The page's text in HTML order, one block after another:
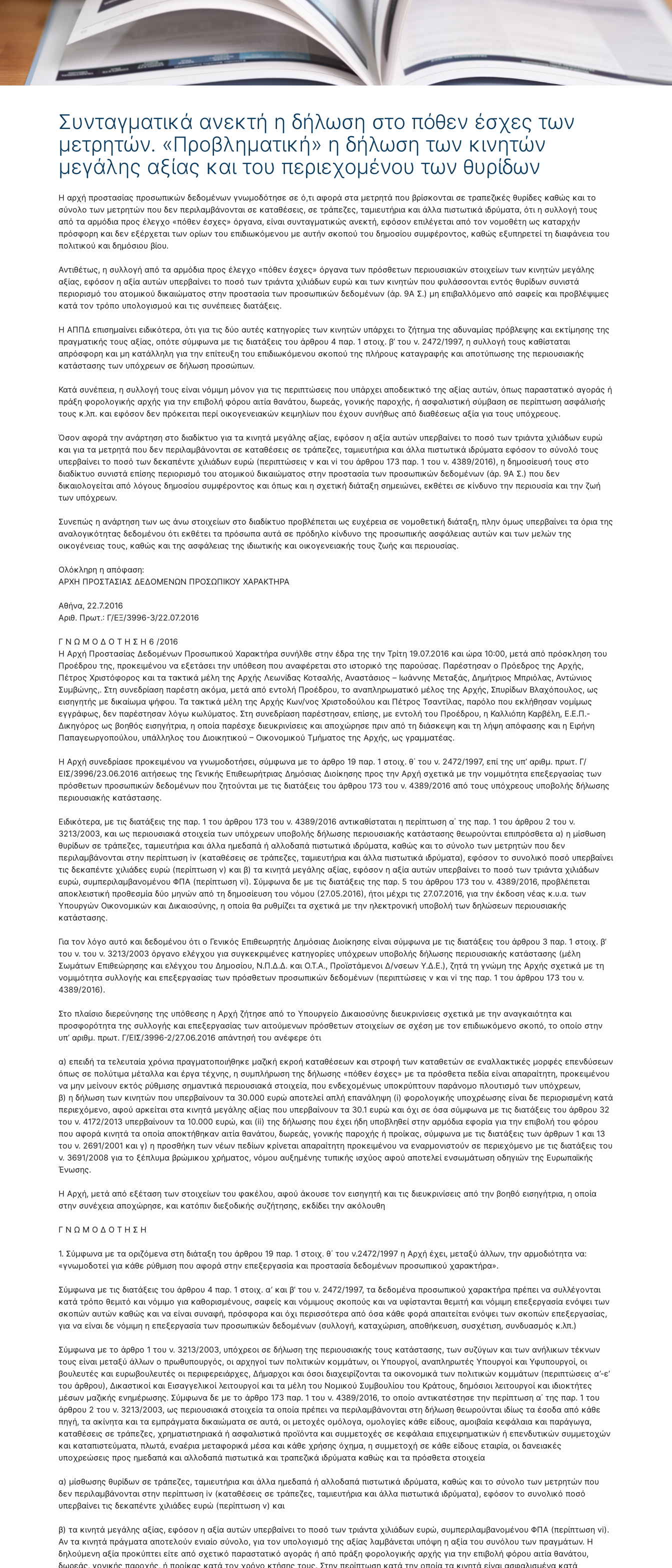
Συνταγματικά ανεκτή η δήλωση στο πόθεν έσχες των
μετρητών. «Προβληματική» η δήλωση των κινητών
μεγάλης αξίας και του περιεχομένου των θυρίδων
Η αρχή προστασίας προσωπικών δεδομένων γνωμοδότησε σε ό,τι αφορά στα μετρητά που βρίσκονται σε τραπεζικές θυρίδες καθώς και το
σύνολο των μετρητών που δεν περιλαμβάνονται σε καταθέσεις, σε τράπεζες, ταμιευτήρια και άλλα πιστωτικά ιδρύματα, ότι η συλλογή τους
από τα αρμόδια προς έλεγχο «πόθεν έσχες» όργανα, είναι συνταγματικώς ανεκτή, εφόσον επιλέγεται από τον νομοθέτη ως καταρχήν
πρόσφορη και δεν εξέρχεται των ορίων του επιδιωκόμενου με αυτήν σκοπού του δημοσίου συμφέροντος, καθώς εξυπηρετεί τη διαφάνεια του
πολιτικού και δημόσιου βίου.
Αντιθέτως, η συλλογή από τα αρμόδια προς έλεγχο «πόθεν έσχες» όργανα των πρόσθετων περιουσιακών στοιχείων των κινητών μεγάλης
αξίας, εφόσον η αξία αυτών υπερβαίνει το ποσό των τριάντα χιλιάδων ευρώ και των κινητών που φυλάσσονται εντός θυρίδων συνιστά
περιορισμό του ατομικού δικαιώματος στην προστασία των προσωπικών δεδομένων (άρ. 9Α Σ.) μη επιβαλλόμενο από σαφείς και προβλέψιμες
κατά τον τρόπο υπολογισμού και τις συνέπειες διατάξεις.
Η ΑΠΠΔ επισημαίνει ειδικότερα, ότι για τις δύο αυτές κατηγορίες των κινητών υπάρχει το ζήτημα της αδυναμίας πρόβλεψης και εκτίμησης της
πραγματικής τους αξίας, οπότε σύμφωνα με τις διατάξεις του άρθρου 4 παρ. 1 στοιχ. β’ του ν. 2472/1997, η συλλογή τους καθίσταται
απρόσφορη και μη κατάλληλη για την επίτευξη του επιδιωκόμενου σκοπού της πλήρους καταγραφής και αποτύπωσης της περιουσιακής
κατάστασης των υπόχρεων σε δήλωση προσώπων.
Κατά συνέπεια, η συλλογή τους είναι νόμιμη μόνον για τις περιπτώσεις που υπάρχει αποδεικτικό της αξίας αυτών, όπως παραστατικό αγοράς ή
πράξη φορολογικής αρχής για την επιβολή φόρου αιτία θανάτου, δωρεάς, γονικής παροχής, ή ασφαλιστική σύμβαση σε περίπτωση ασφάλισής
τους κ.λπ. και εφόσον δεν πρόκειται περί οικογενειακών κειμηλίων που έχουν συνήθως από διαθέσεως αξία για τους υπόχρεους.
Όσον αφορά την ανάρτηση στο διαδίκτυο για τα κινητά μεγάλης αξίας, εφόσον η αξία αυτών υπερβαίνει το ποσό των τριάντα χιλιάδων ευρώ
και για τα μετρητά που δεν περιλαμβάνονται σε καταθέσεις σε τράπεζες, ταμιευτήρια και άλλα πιστωτικά ιδρύματα εφόσον το σύνολό τους
υπερβαίνει το ποσό των δεκαπέντε χιλιάδων ευρώ (περιπτώσεις v και vi του άρθρου 173 παρ. 1 του ν. 4389/2016), η δημοσίευσή τους στο
διαδίκτυο συνιστά επίσης περιορισμό του ατομικού δικαιώματος στην προστασία των προσωπικών δεδομένων (άρ. 9Α Σ.) που δεν
δικαιολογείται από λόγους δημοσίου συμφέροντος και όπως και η σχετική διάταξη σημειώνει, εκθέτει σε κίνδυνο την περιουσία και την ζωή
των υπόχρεων.
Συνεπώς η ανάρτηση των ως άνω στοιχείων στο διαδίκτυο προβλέπεται ως ευχέρεια σε νομοθετική διάταξη, πλην όμως υπερβαίνει τα όρια της
αναλογικότητας δεδομένου ότι εκθέτει τα πρόσωπα αυτά σε πρόδηλο κίνδυνο της προσωπικής ασφάλειας αυτών και των μελών της
οικογένειας τους, καθώς και της ασφάλειας της ιδιωτικής και οικογενειακής τους ζωής και περιουσίας.
Ολόκληρη η απόφαση:
ΑΡΧΗ ΠΡΟΣΤΑΣΙΑΣ ∆Ε∆ΟΜΕΝΩΝ ΠΡΟΣΩΠΙΚΟΥ ΧΑΡΑΚΤΗΡΑ
Αθήνα, 22.7.2016
Αριθ. Πρωτ.: Γ/ΕΞ/3996-3/22.07.2016
Γ Ν Ω Μ Ο ∆ Ο Τ Η Σ Η 6 /2016
Η Αρχή Προστασίας ∆εδομένων Προσωπικού Χαρακτήρα συνήλθε στην έδρα της την Τρίτη 19.07.2016 και ώρα 10:00, μετά από πρόσκληση του
Προέδρου της, προκειμένου να εξετάσει την υπόθεση που αναφέρεται στο ιστορικό της παρούσας. Παρέστησαν ο Πρόεδρος της Αρχής,
Πέτρος Χριστόφορος και τα τακτικά μέλη της Αρχής Λεωνίδας Κοτσαλής, Αναστάσιος – Ιωάννης Μεταξάς, ∆ημήτριος Μπριόλας, Αντώνιος
Συμβώνης,. Στη συνεδρίαση παρέστη ακόμα, μετά από εντολή Προέδρου, το αναπληρωματικό μέλος της Αρχής, Σπυρίδων Βλαχόπουλος, ως
εισηγητής με δικαίωμα ψήφου. Τα τακτικά μέλη της Αρχής Κων/νος Χριστοδούλου και Πέτρος Τσαντίλας, παρόλο που εκλήθησαν νομίμως
εγγράφως, δεν παρέστησαν λόγω κωλύματος. Στη συνεδρίαση παρέστησαν, επίσης, με εντολή του Προέδρου, η Καλλιόπη Καρβέλη, Ε.Ε.Π.-
∆ικηγόρος ως βοηθός εισηγήτρια, η οποία παρέσχε διευκρινίσεις και αποχώρησε πριν από τη διάσκεψη και τη λήψη απόφασης και η Ειρήνη
Παπαγεωργοπούλου, υπάλληλος του ∆ιοικητικού – Οικονομικού Τμήματος της Αρχής, ως γραμματέας.
Η Αρχή συνεδρίασε προκειμένου να γνωμοδοτήσει, σύμφωνα με το άρθρο 19 παρ. 1 στοιχ. θ΄ του ν. 2472/1997, επί της υπ’ αριθμ. πρωτ. Γ/
ΕΙΣ/3996/23.06.2016 αιτήσεως της Γενικής Επιθεωρήτριας ∆ημόσιας ∆ιοίκησης προς την Αρχή σχετικά με την νομιμότητα επεξεργασίας των
πρόσθετων προσωπικών δεδομένων που ζητούνται με τις διατάξεις του άρθρου 173 του ν. 4389/2016 από τους υπόχρεους υποβολής δήλωσης
περιουσιακής κατάστασης.
Ειδικότερα, με τις διατάξεις της παρ. 1 του άρθρου 173 του ν. 4389/2016 αντικαθίσταται η περίπτωση α΄ της παρ. 1 του άρθρου 2 του ν.
3213/2003, και ως περιουσιακά στοιχεία των υπόχρεων υποβολής δήλωσης περιουσιακής κατάστασης θεωρούνται επιπρόσθετα α) η μίσθωση
θυρίδων σε τράπεζες, ταμιευτήρια και άλλα ημεδαπά ή αλλοδαπά πιστωτικά ιδρύματα, καθώς και το σύνολο των μετρητών που δεν
περιλαμβάνονται στην περίπτωση iv (καταθέσεις σε τράπεζες, ταμιευτήρια και άλλα πιστωτικά ιδρύματα), εφόσον το συνολικό ποσό υπερβαίνει
τις δεκαπέντε χιλιάδες ευρώ (περίπτωση v) και β) τα κινητά μεγάλης αξίας, εφόσον η αξία αυτών υπερβαίνει το ποσό των τριάντα χιλιάδων
ευρώ, συμπεριλαμβανομένου ΦΠΑ (περίπτωση vi). Σύμφωνα δε με τις διατάξεις της παρ. 5 του άρθρου 173 του ν. 4389/2016, προβλέπεται
αποκλειστική προθεσμία δύο μηνών από τη δημοσίευση του νόμου (27.05.2016), ήτοι μέχρι τις 27.07.2016, για την έκδοση νέας κ.υ.α. των
Υπουργών Οικονομικών και ∆ικαιοσύνης, η οποία θα ρυθμίζει τα σχετικά με την ηλεκτρονική υποβολή των δηλώσεων περιουσιακής
κατάστασης.
Για τον λόγο αυτό και δεδομένου ότι ο Γενικός Επιθεωρητής ∆ημόσιας ∆ιοίκησης είναι σύμφωνα με τις διατάξεις του άρθρου 3 παρ. 1 στοιχ. β’
του ν. του ν. 3213/2003 όργανο ελέγχου για συγκεκριμένες κατηγορίες υπόχρεων υποβολής δήλωσης περιουσιακής κατάστασης (μέλη
Σωμάτων Επιθεώρησης και ελέγχου του ∆ημοσίου, Ν.Π.∆.∆. και Ο.Τ.Α., Προϊστάμενοι ∆/νσεων Υ.∆.Ε.), ζητά τη γνώμη της Αρχής σχετικά με τη
νομιμότητα συλλογής και επεξεργασίας των πρόσθετων προσωπικών δεδομένων (περιπτώσεις v και vi της παρ. 1 του άρθρου 173 του ν.
4389/2016).
Στο πλαίσιο διερεύνησης της υπόθεσης η Αρχή ζήτησε από το Υπουργείο ∆ικαιοσύνης διευκρινίσεις σχετικά με την αναγκαιότητα και
προσφορότητα της συλλογής και επεξεργασίας των αιτούμενων πρόσθετων στοιχείων σε σχέση με τον επιδιωκόμενο σκοπό, το οποίο στην
υπ’ αριθμ. πρωτ. Γ/ΕΙΣ/3996-2/27.06.2016 απάντησή του ανέφερε ότι
α) επειδή τα τελευταία χρόνια πραγματοποιήθηκε μαζική εκροή καταθέσεων και στροφή των καταθετών σε εναλλακτικές μορφές επενδύσεων
όπως σε πολύτιμα μέταλλα και έργα τέχνης, η συμπλήρωση της δήλωσης «πόθεν έσχες» με τα πρόσθετα πεδία είναι απαραίτητη, προκειμένου
να μην μείνουν εκτός ρύθμισης σημαντικά περιουσιακά στοιχεία, που ενδεχομένως υποκρύπτουν παράνομο πλουτισμό των υπόχρεων,
β) η δήλωση των κινητών που υπερβαίνουν τα 30.000 ευρώ αποτελεί απλή επανάληψη (i) φορολογικής υποχρέωσης είναι δε περιορισμένη κατά
περιεχόμενο, αφού αρκείται στα κινητά μεγάλης αξίας που υπερβαίνουν τα 30.1 ευρώ και όχι σε όσα σύμφωνα με τις διατάξεις του άρθρου 32
του ν. 4172/2013 υπερβαίνουν τα 10.000 ευρώ, και (ii) της δήλωσης που έχει ήδη υποβληθεί στην αρμόδια εφορία για την επιβολή του φόρου
που αφορά κινητά τα οποία αποκτήθηκαν αιτία θανάτου, δωρεάς, γονικής παροχής ή προίκας, σύμφωνα με τις διατάξεις των άρθρων 1 και 13
του ν. 2691/2001 και γ) η προσθήκη των νέων πεδίων κρίνεται απαραίτητη προκειμένου να εναρμονιστούν σε περιεχόμενο με τις διατάξεις του
ν. 3691/2008 για το ξέπλυμα βρώμικου χρήματος, νόμου αυξημένης τυπικής ισχύος αφού αποτελεί ενσωμάτωση οδηγιών της Ευρωπαϊκής
Ένωσης.
Η Αρχή, μετά από εξέταση των στοιχείων του φακέλου, αφού άκουσε τον εισηγητή και τις διευκρινίσεις από την βοηθό εισηγήτρια, η οποία
στην συνέχεια αποχώρησε, και κατόπιν διεξοδικής συζήτησης, εκδίδει την ακόλουθη
Γ Ν Ω Μ Ο ∆ Ο Τ Η Σ Η
1. Σύμφωνα με τα οριζόμενα στη διάταξη του άρθρου 19 παρ. 1 στοιχ. θ΄ του ν.2472/1997 η Αρχή έχει, μεταξύ άλλων, την αρμοδιότητα να:
«γνωμοδοτεί για κάθε ρύθμιση που αφορά στην επεξεργασία και προστασία δεδομένων προσωπικού χαρακτήρα».
Σύμφωνα με τις διατάξεις του άρθρου 4 παρ. 1 στοιχ. α’ και β’ του ν. 2472/1997, τα δεδομένα προσωπικού χαρακτήρα πρέπει να συλλέγονται
κατά τρόπο θεμιτό και νόμιμο για καθορισμένους, σαφείς και νόμιμους σκοπούς και να υφίστανται θεμιτή και νόμιμη επεξεργασία ενόψει των
σκοπών αυτών καθώς και να είναι συναφή, πρόσφορα και όχι περισσότερα από όσα κάθε φορά απαιτείται ενόψει των σκοπών επεξεργασίας,
για να είναι δε νόμιμη η επεξεργασία των προσωπικών δεδομένων (συλλογή, καταχώριση, αποθήκευση, συσχέτιση, συνδυασμός κ.λπ.)
Σύμφωνα με το άρθρο 1 του ν. 3213/2003, υπόχρεοι σε δήλωση της περιουσιακής τους κατάστασης, των συζύγων και των ανήλικων τέκνων
τους είναι μεταξύ άλλων ο πρωθυπουργός, οι αρχηγοί των πολιτικών κομμάτων, οι Υπουργοί, αναπληρωτές Υπουργοί και Υφυπουργοί, οι
βουλευτές και ευρωβουλευτές οι περιφερειάρχες, ∆ήμαρχοι και όσοι διαχειρίζονται τα οικονομικά των πολιτικών κομμάτων (περιπτώσεις α’-ε’
του άρθρου), ∆ικαστικοί και Εισαγγελικοί λειτουργοί και τα μέλη του Νομικού Συμβουλίου του Κράτους, δημόσιοι λειτουργοί και ιδιοκτήτες
μέσων μαζικής ενημέρωσης. Σύμφωνα δε με το άρθρο 173 παρ. 1 του ν. 4389/2016, το οποίο αντικατέστησε την περίπτωση α΄ της παρ. 1 του
άρθρου 2 του ν. 3213/2003, ως περιουσιακά στοιχεία τα οποία πρέπει να περιλαμβάνονται στη δήλωση θεωρούνται ιδίως τα έσοδα από κάθε
πηγή, τα ακίνητα και τα εμπράγματα δικαιώματα σε αυτά, οι μετοχές ομόλογα, ομολογίες κάθε είδους, αμοιβαία κεφάλαια και παράγωγα,
καταθέσεις σε τράπεζες, χρηματιστηριακά ή ασφαλιστικά προϊόντα και συμμετοχές σε κεφάλαια επιχειρηματικών ή επενδυτικών συμμετοχών
και καταπιστεύματα, πλωτά, εναέρια μεταφορικά μέσα και κάθε χρήσης όχημα, η συμμετοχή σε κάθε είδους εταιρία, οι δανειακές
υποχρεώσεις προς ημεδαπά και αλλοδαπά πιστωτικά και τραπεζικά ιδρύματα καθώς και τα πρόσθετα στοιχεία
α) μίσθωσης θυρίδων σε τράπεζες, ταμιευτήρια και άλλα ημεδαπά ή αλλοδαπά πιστωτικά ιδρύματα, καθώς και το σύνολο των μετρητών που
δεν περιλαμβάνονται στην περίπτωση iv (καταθέσεις σε τράπεζες, ταμιευτήρια και άλλα πιστωτικά ιδρύματα), εφόσον το συνολικό ποσό
υπερβαίνει τις δεκαπέντε χιλιάδες ευρώ (περίπτωση v) και
β) τα κινητά μεγάλης αξίας, εφόσον η αξία αυτών υπερβαίνει το ποσό των τριάντα χιλιάδων ευρώ, συμπεριλαμβανομένου ΦΠΑ (περίπτωση vi).
Αν τα κινητά πράγματα αποτελούν ενιαίο σύνολο, για τον υπολογισμό της αξίας λαμβάνεται υπόψη η αξία του συνόλου των πραγμάτων. Η
δηλούμενη αξία προκύπτει είτε από σχετικό παραστατικό αγοράς ή από πράξη φορολογικής αρχής για την επιβολή φόρου αιτία θανάτου,
δωρεάς, γονικής παροχής, ή προίκας κατά τον χρόνο κτήσης τους. Στην περίπτωση κατά την οποία τα κινητά είναι ασφαλισμένα κατά